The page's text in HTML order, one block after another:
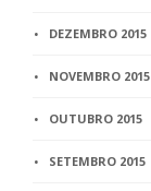
DEZEMBRO 2015
NOVEMBRO 2015
OUTUBRO 2015
SETEMBRO 2015